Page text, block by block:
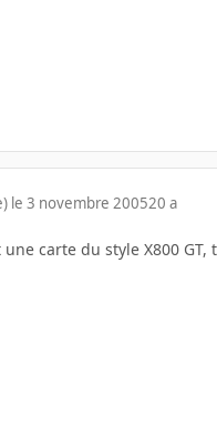
le 3 novembre 200520 a
une carte du style X800